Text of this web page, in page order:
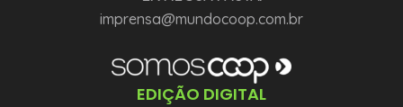
imprensa@mundocoop.com.br
EDIÇÃO DIGITAL